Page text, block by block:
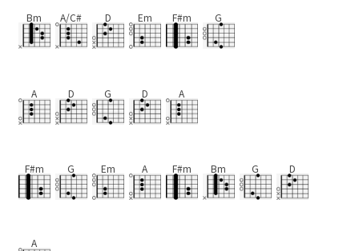
Bm A/C# D Em F#m G
A D G D A
F#m G Em A F#m Bm G D
A